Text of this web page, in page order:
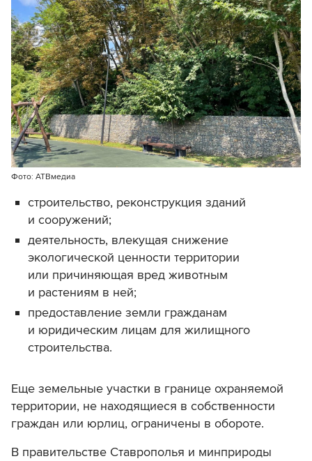
Фото: АТВмедиа
строительство, реконструкция зданий
и сооружений;
деятельность, влекущая снижение
экологической ценности территории
или причиняющая вред животным
и растениям в ней;
предоставление земли гражданам
и юридическим лицам для жилищного
строительства.
Еще земельные участки в границе охраняемой
территории, не находящиеся в собственности
граждан или юрлиц, ограничены в обороте.
В правительстве Ставрополья и минприроды